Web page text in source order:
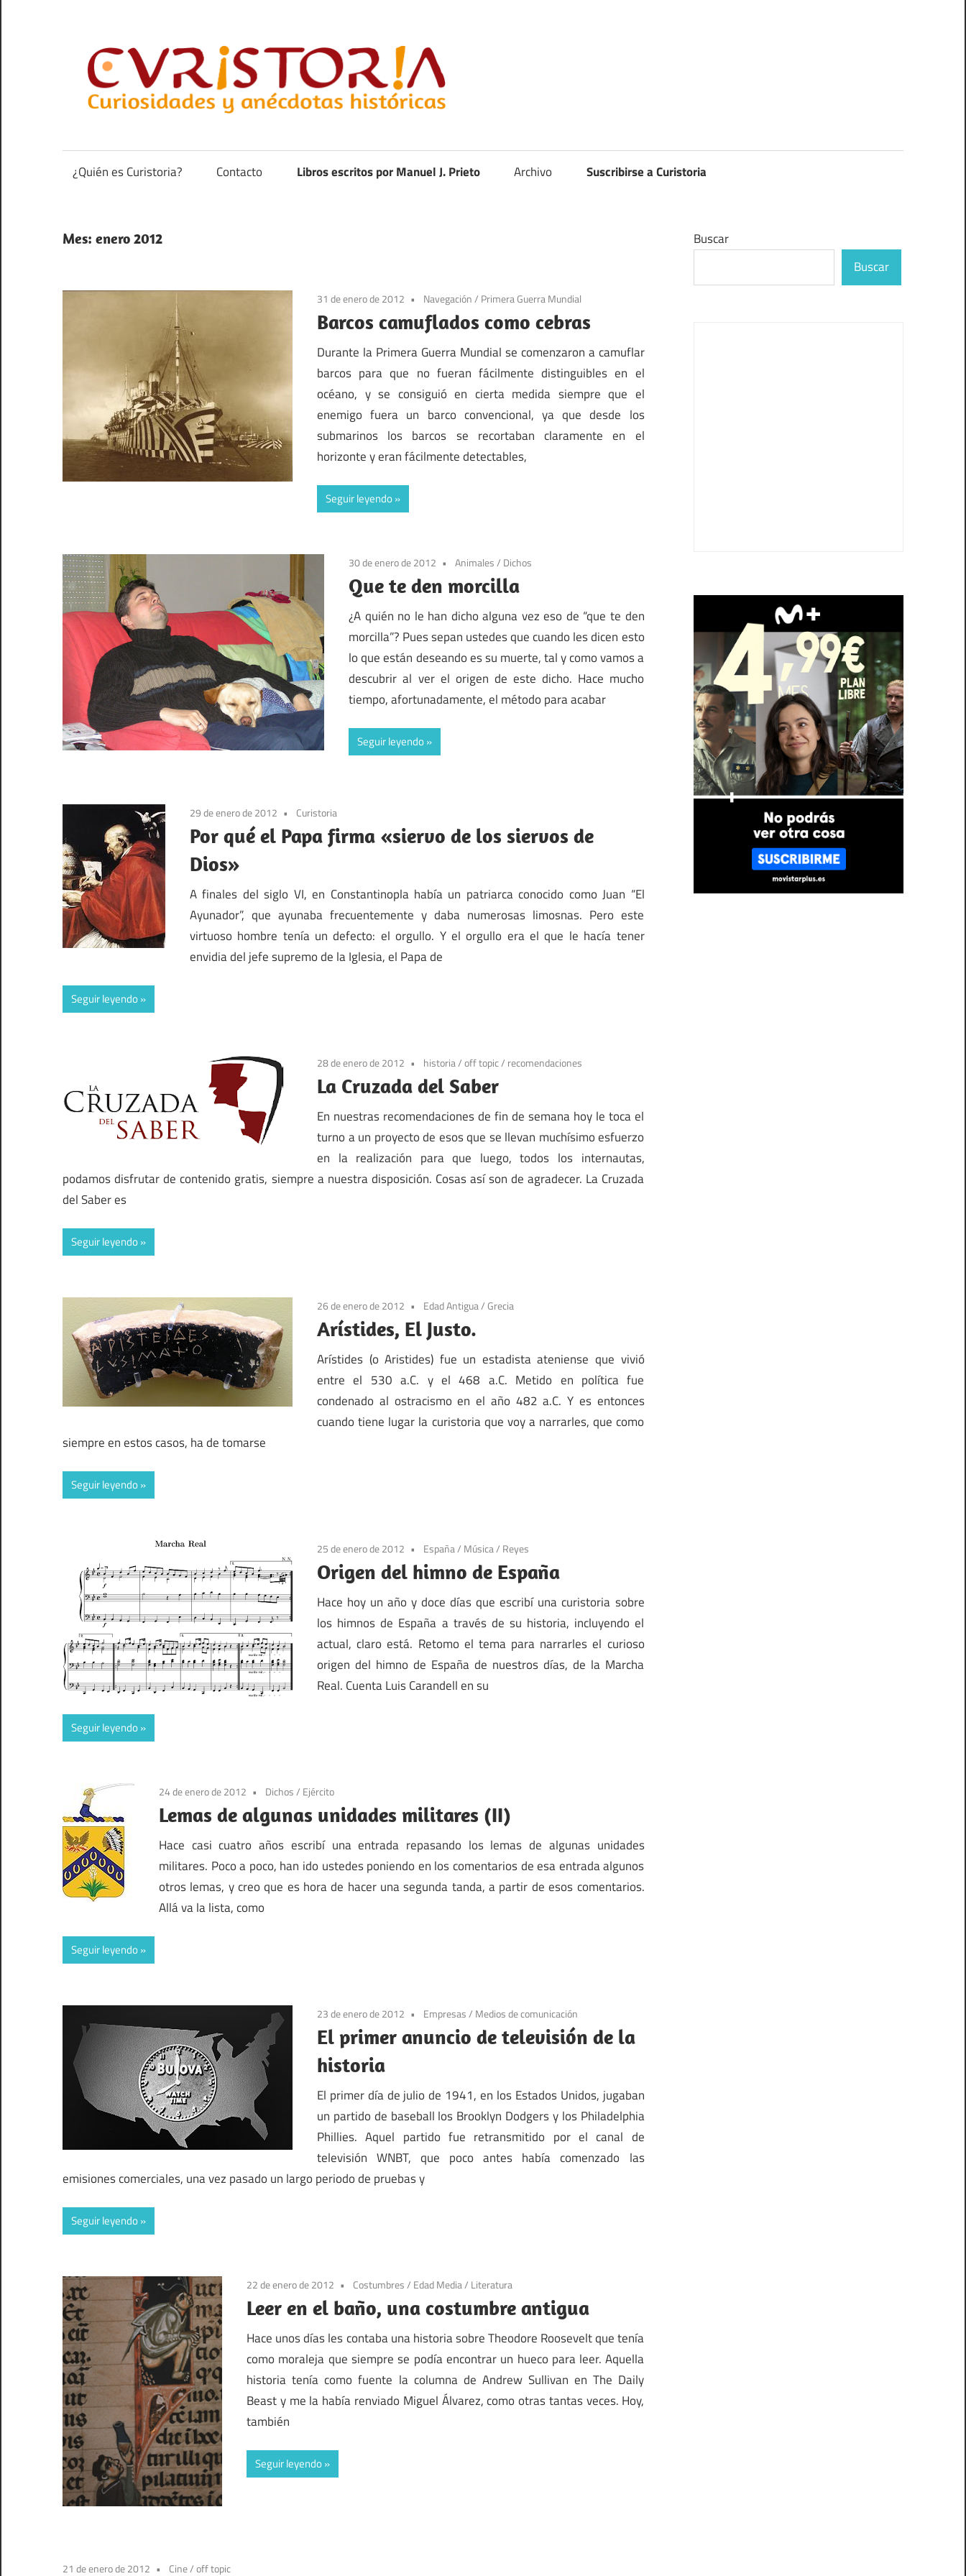
contenido
anécdotas
de
¿Quién es Curistoria? Contacto Libros escritos por Manuel J. Prieto Archivo Suscribirse a Curistoria
Mes: enero 2012
31 de enero de 2012 Navegación/ Primera Guerra Mundial
Barcos camuflados como cebras
Durante la Primera Guerra Mundial se comenzaron a camuflar
barcos para que no fueran fácilmente distinguibles en el
océano, y se consiguió en cierta medida siempre que el
enemigo fuera un barco convencional, ya que desde los
submarinos los barcos se recortaban claramente en el
horizonte y eran fácilmente detectables,
Seguir leyendo
30 de enero de 2012 Animales/ Dichos
Que te den morcilla
¿A quién no le han dicho alguna vez eso de “que te den
morcilla”? Pues sepan ustedes que cuando les dicen esto
lo que están deseando es su muerte, tal y como vamos a
descubrir al ver el origen de este dicho. Hace mucho
tiempo, afortunadamente, el método para acabar
Seguir leyendo
29 de enero de 2012 Curistoria
Por qué el Papa firma «siervo de los siervos de
Dios»
A finales del siglo VI, en Constantinopla había un patriarca conocido como Juan “El
Ayunador”, que ayunaba frecuentemente y daba numerosas limosnas. Pero este
virtuoso hombre tenía un defecto: el orgullo. Y el orgullo era el que le hacía tener
envidia del jefe supremo de la Iglesia, el Papa de
Seguir leyendo
28 de enero de 2012 historia/off topic/ recomendaciones
La Cruzada del Saber
En nuestras recomendaciones de fin de semana hoy le toca el
turno a un proyecto de esos que se llevan muchísimo esfuerzo
en la realización para que luego, todos los internautas,
podamos disfrutar de contenido gratis, siempre a nuestra disposición. Cosas así son de agradecer. La Cruzada
del Saber es
Seguir leyendo
26 de enero de 2012 Edad Antigua/Grecia
Arístides, El Justo.
Arístides (o Aristides) fue un estadista ateniense que vivió
entre el 530 a.C. y el 468 a.C. Metido en política fue
condenado al ostracismo en el año 482 a.C. Y es entonces
cuando tiene lugar la curistoria que voy a narrarles, que como
siempre en estos casos, ha de tomarse
Seguir leyendo
25 de enero de 2012 España/ Música/ Reyes
Origen del himno de España
Hace hoy un año y doce días que escribí una curistoria sobre
los himnos de España a través de su historia, incluyendo el
actual, claro está. Retomo el tema para narrarles el curioso
origen del himno de España de nuestros días, de la Marcha
Real. Cuenta Luis Carandell en su
Seguir leyendo
24 de enero de 2012 Dichos/ Ejército
Lemas de algunas unidades militares (II)
Hace casi cuatro años escribí una entrada repasando los lemas de algunas unidades
militares. Poco a poco, han ido ustedes poniendo en los comentarios de esa entrada algunos
otros lemas, y creo que es hora de hacer una segunda tanda, a partir de esos comentarios.
Allá va la lista, como
Seguir leyendo
23 de enero de 2012 Empresas/ Medios de comunicación
El primer anuncio de televisión de la
historia
El primer día de julio de 1941, en los Estados Unidos, jugaban
un partido de baseball los Brooklyn Dodgers y los Philadelphia
Phillies. Aquel partido fue retransmitido por el canal de
televisión WNBT, que poco antes había comenzado las
emisiones comerciales, una vez pasado un largo periodo de pruebas y
Seguir leyendo
22 de enero de 2012 Costumbres/ Edad Media/ Literatura
Leer en el baño, una costumbre antigua
Hace unos días les contaba una historia sobre Theodore Roosevelt que tenía
como moraleja que siempre se podía encontrar un hueco para leer. Aquella
historia tenía como fuente la columna de Andrew Sullivan en The Daily
Beast y me la había renviado Miguel Álvarez, como otras tantas veces. Hoy,
también
Seguir leyendo
21 de enero de 2012 Cine/off topic
Buscar
Buscar